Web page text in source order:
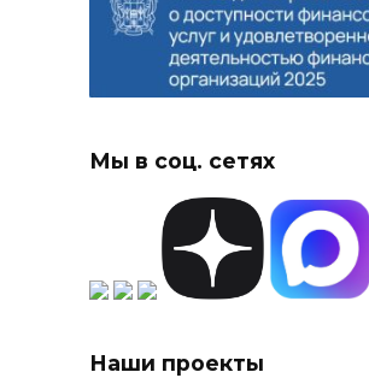
Мы в соц. сетях
Наши проекты